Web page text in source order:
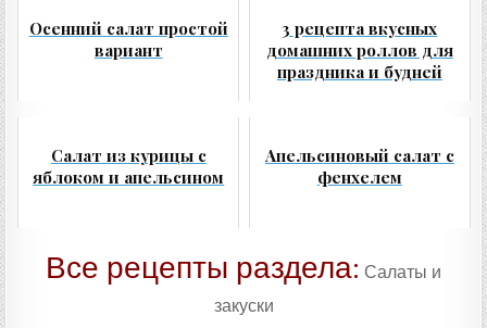
Осенний салат простой
вариант
3 рецепта вкусных
домашних роллов для
праздника и будней
Салат из курицы с
яблоком и апельсином
Апельсиновый салат с
фенхелем
Все рецепты раздела: Салаты и
закуски